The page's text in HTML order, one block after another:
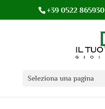
+39 0522 865930
Seleziona una pagina